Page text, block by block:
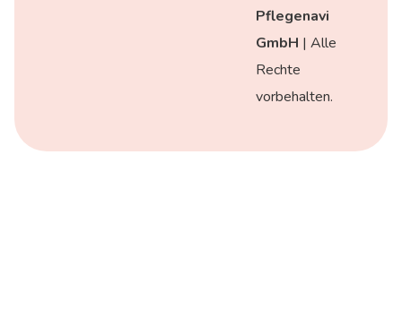
Pflegenavi
GmbH | Alle
Rechte
vorbehalten.